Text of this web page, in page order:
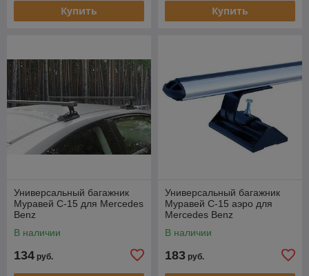
Купить Купить
Универсальный багажник
Муравей С-15 для Mercedes
Benz
В наличии
134 руб.
Универсальный багажник
Муравей С-15 аэро для
Mercedes Benz
В наличии
183 руб.